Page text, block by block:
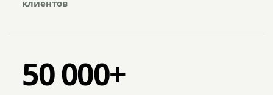
клиентов
50 000+